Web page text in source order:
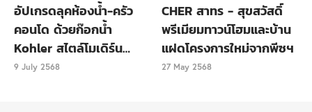
อัปเกรดลุคห้องน้ำ-ครัว
คอนโด ด้วยก๊อกน้ำ
Kohler สไตล์โมเดิร์น
เรียบหรู
9 July 2568
CHER สาทร - สุขสวัสดิ์
พรีเมียมทาวน์โฮมและบ้าน
แฝดโครงการใหม่จากพีซฯ
27 May 2568